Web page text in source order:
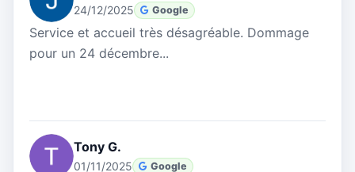
24/12/2025 Google
Service et accueil très désagréable. Dommage
pour un 24 décembre...
Tony G.
01/11/2025 Google